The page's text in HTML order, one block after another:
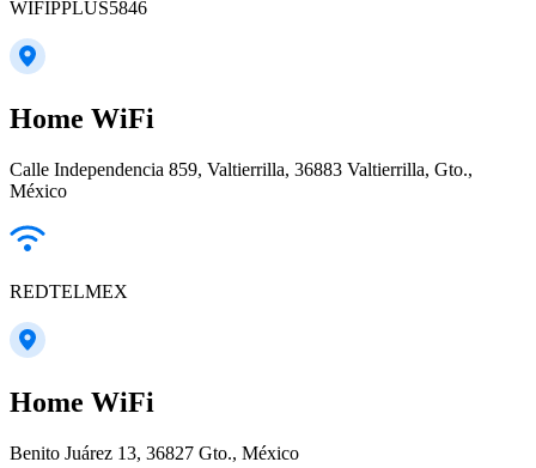
WIFIPPLUS5846
Home WiFi
Calle Independencia 859, Valtierrilla, 36883 Valtierrilla, Gto.,
México
REDTELMEX
Home WiFi
Benito Juárez 13, 36827 Gto., México